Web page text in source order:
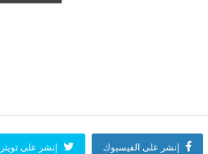
إنشر على الفيسبوك إنشر على تويتر